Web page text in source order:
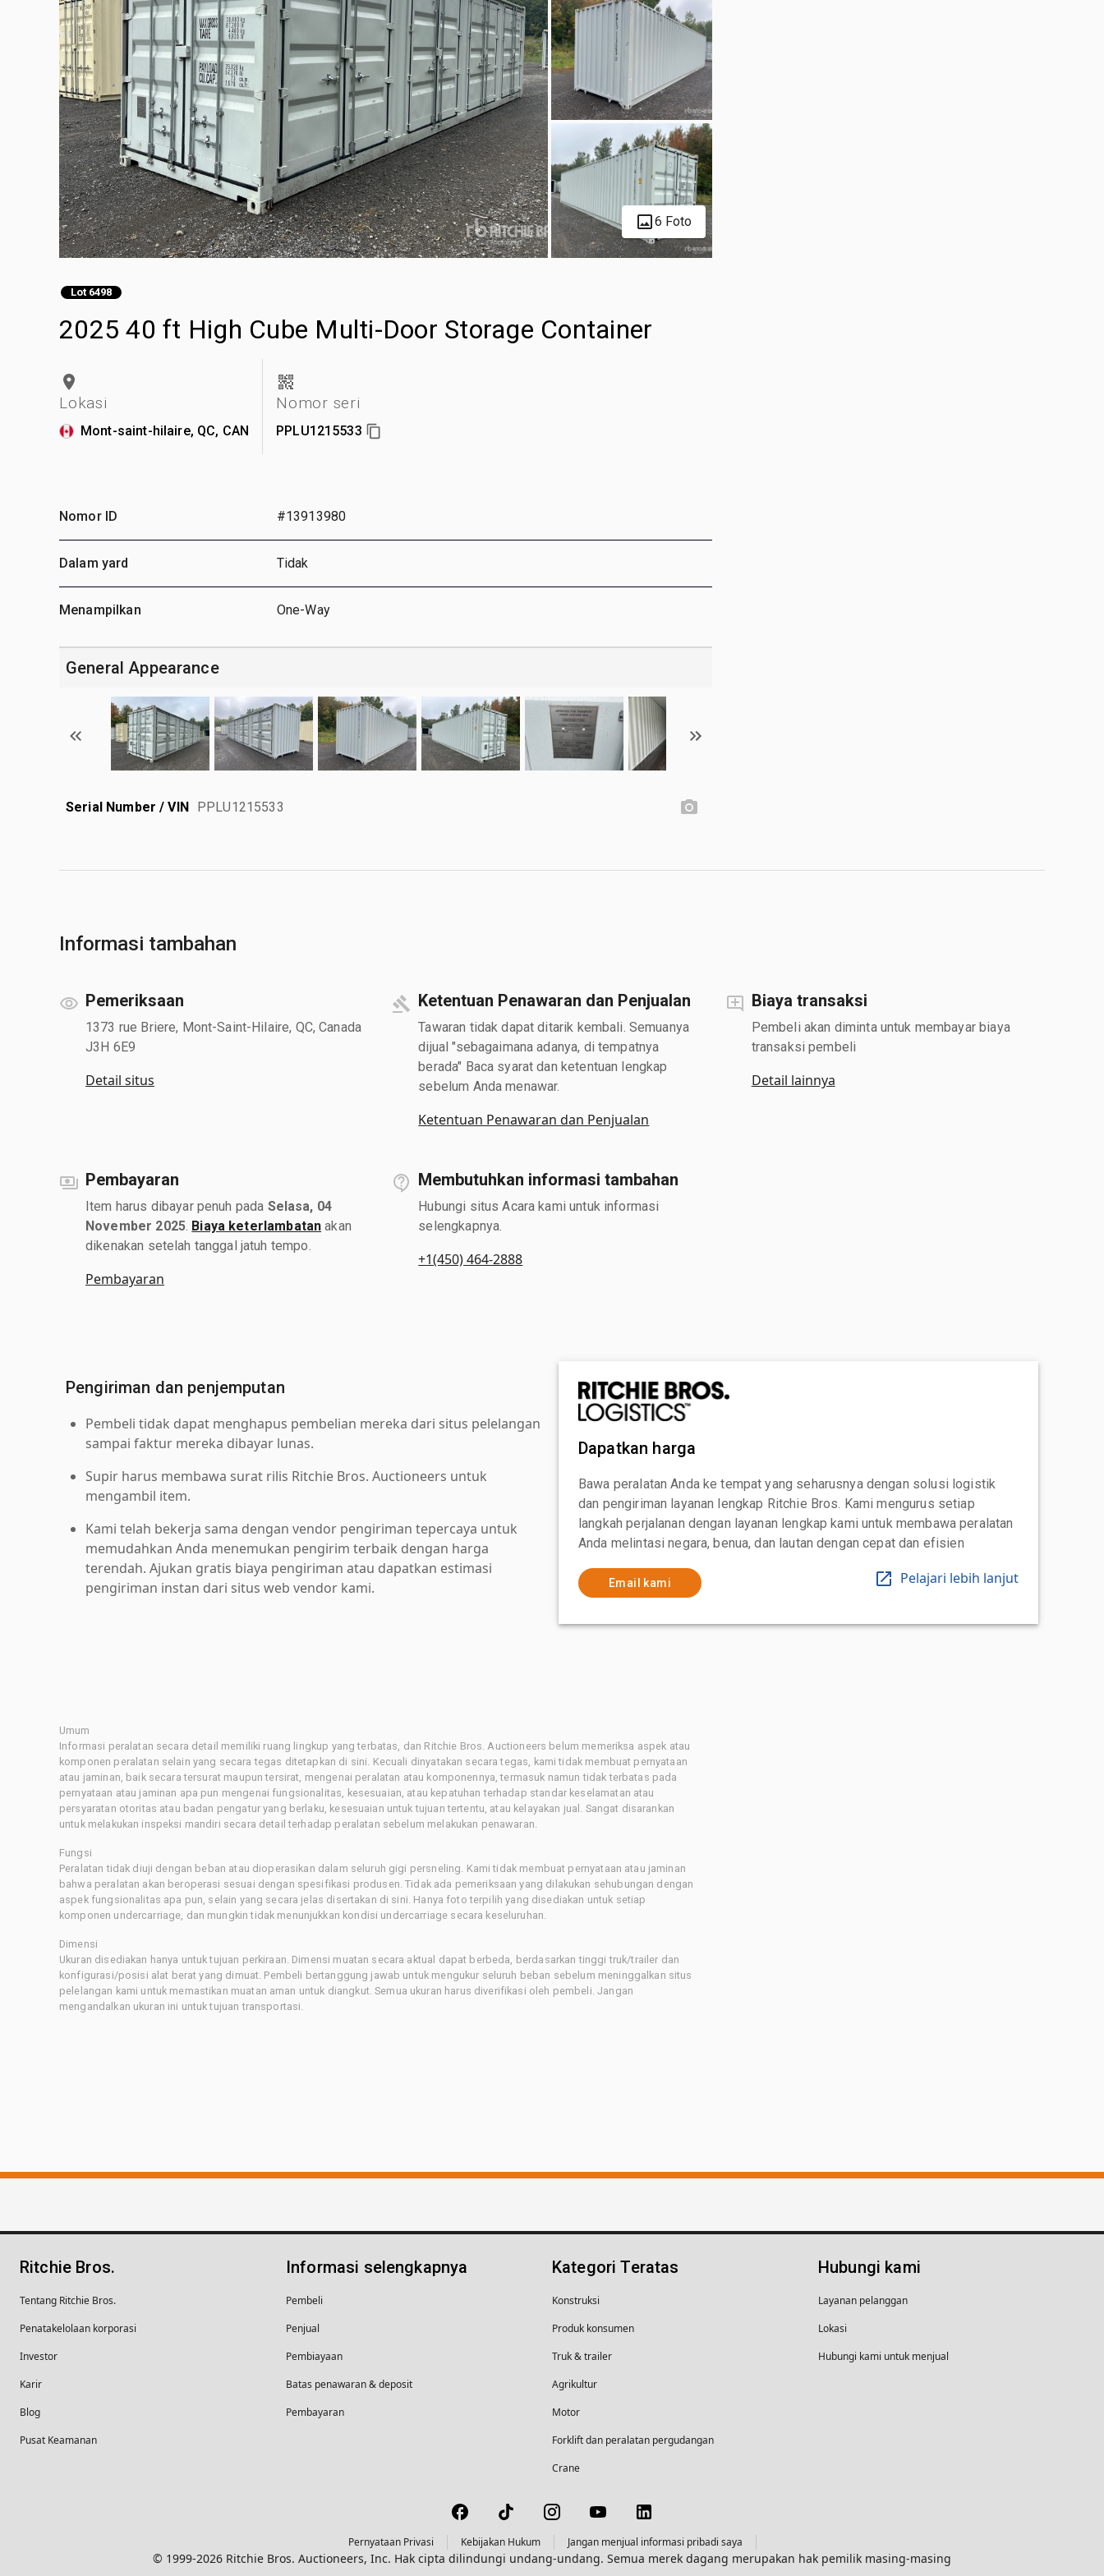
6 Foto
Lot 6498
2025 40 ft High Cube Multi-Door Storage Container
Lokasi
Mont-saint-hilaire, QC, CAN
Nomor seri
PPLU1215533
Nomor ID #13913980
Dalam yard Tidak
Menampilkan One-Way
General Appearance
Serial Number / VIN PPLU1215533
Informasi tambahan
Pemeriksaan
1373 rue Briere, Mont-Saint-Hilaire, QC, Canada
J3H 6E9
Detail situs
Ketentuan Penawaran dan Penjualan
Tawaran tidak dapat ditarik kembali. Semuanya
dijual "sebagaimana adanya, di tempatnya
berada" Baca syarat dan ketentuan lengkap
sebelum Anda menawar.
Ketentuan Penawaran dan Penjualan
Biaya transaksi
Pembeli akan diminta untuk membayar biaya
transaksi pembeli
Detail lainnya
Pembayaran
Item harus dibayar penuh pada Selasa, 04
November 2025. Biaya keterlambatan akan
dikenakan setelah tanggal jatuh tempo.
Pembayaran
Membutuhkan informasi tambahan
Hubungi situs Acara kami untuk informasi
selengkapnya.
+1(450) 464-2888
Pengiriman dan penjemputan
Pembeli tidak dapat menghapus pembelian mereka dari situs pelelangan
sampai faktur mereka dibayar lunas.
Supir harus membawa surat rilis Ritchie Bros. Auctioneers untuk
mengambil item.
Kami telah bekerja sama dengan vendor pengiriman tepercaya untuk
memudahkan Anda menemukan pengirim terbaik dengan harga
terendah. Ajukan gratis biaya pengiriman atau dapatkan estimasi
pengiriman instan dari situs web vendor kami.
Dapatkan harga
Bawa peralatan Anda ke tempat yang seharusnya dengan solusi logistik
dan pengiriman layanan lengkap Ritchie Bros. Kami mengurus setiap
langkah perjalanan dengan layanan lengkap kami untuk membawa peralatan
Anda melintasi negara, benua, dan lautan dengan cepat dan efisien
Email kami Pelajari lebih lanjut
Umum
Informasi peralatan secara detail memiliki ruang lingkup yang terbatas, dan Ritchie Bros. Auctioneers belum memeriksa aspek atau
komponen peralatan selain yang secara tegas ditetapkan di sini. Kecuali dinyatakan secara tegas, kami tidak membuat pernyataan
atau jaminan, baik secara tersurat maupun tersirat, mengenai peralatan atau komponennya, termasuk namun tidak terbatas pada
pernyataan atau jaminan apa pun mengenai fungsionalitas, kesesuaian, atau kepatuhan terhadap standar keselamatan atau
persyaratan otoritas atau badan pengatur yang berlaku, kesesuaian untuk tujuan tertentu, atau kelayakan jual. Sangat disarankan
untuk melakukan inspeksi mandiri secara detail terhadap peralatan sebelum melakukan penawaran.
Fungsi
Peralatan tidak diuji dengan beban atau dioperasikan dalam seluruh gigi persneling. Kami tidak membuat pernyataan atau jaminan
bahwa peralatan akan beroperasi sesuai dengan spesifikasi produsen. Tidak ada pemeriksaan yang dilakukan sehubungan dengan
aspek fungsionalitas apa pun, selain yang secara jelas disertakan di sini. Hanya foto terpilih yang disediakan untuk setiap
komponen undercarriage, dan mungkin tidak menunjukkan kondisi undercarriage secara keseluruhan.
Dimensi
Ukuran disediakan hanya untuk tujuan perkiraan. Dimensi muatan secara aktual dapat berbeda, berdasarkan tinggi truk/trailer dan
konfigurasi/posisi alat berat yang dimuat. Pembeli bertanggung jawab untuk mengukur seluruh beban sebelum meninggalkan situs
pelelangan kami untuk memastikan muatan aman untuk diangkut. Semua ukuran harus diverifikasi oleh pembeli. Jangan
mengandalkan ukuran ini untuk tujuan transportasi.
Ritchie Bros.
Tentang Ritchie Bros.
Penatakelolaan korporasi
Investor
Karir
Blog
Pusat Keamanan
Informasi selengkapnya
Pembeli
Penjual
Pembiayaan
Batas penawaran & deposit
Pembayaran
Kategori Teratas
Konstruksi
Produk konsumen
Truk & trailer
Agrikultur
Motor
Forklift dan peralatan pergudangan
Crane
Hubungi kami
Layanan pelanggan
Lokasi
Hubungi kami untuk menjual
Pernyataan Privasi Kebijakan Hukum Jangan menjual informasi pribadi saya
© 1999-2026 Ritchie Bros. Auctioneers, Inc. Hak cipta dilindungi undang-undang. Semua merek dagang merupakan hak pemilik masing-masing